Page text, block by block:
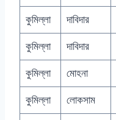
কুমিল্লা দাবিদার
কুমিল্লা দাবিদার
কুমিল্লা মোহনা
কুমিল্লা লোকসাম